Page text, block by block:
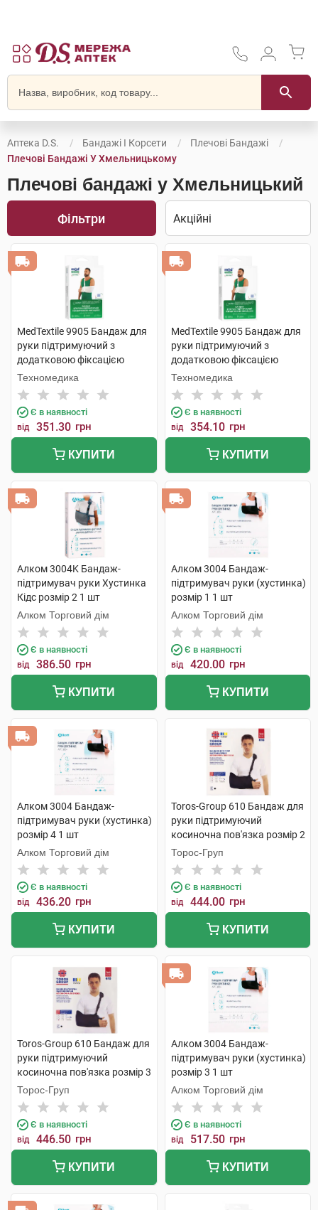
Аптека D.S. Бандажі І Корсети
Плечові Бандажі
Плечові Бандажі У Хмельницькому
Плечові бандажі у Хмельницький
Фільтри
MedTextile 9905 Бандаж для
руки підтримуючий з
додатковою фіксацією
розмір L 1 шт
Техномедика
Є в наявності
від 351.30 грн
КУПИТИ
MedTextile 9905 Бандаж для
руки підтримуючий з
додатковою фіксацією
розмір M 1 шт
Техномедика
Є в наявності
від 354.10 грн
КУПИТИ
Алком 3004K Бандаж-
підтримувач руки Хустинка
Кідс розмір 2 1 шт
Алком Торговий дім
Є в наявності
від 386.50 грн
КУПИТИ
Алком 3004 Бандаж-
підтримувач руки (хустинка)
розмір 1 1 шт
Алком Торговий дім
Є в наявності
від 420.00 грн
КУПИТИ
Алком 3004 Бандаж-
підтримувач руки (хустинка)
розмір 4 1 шт
Алком Торговий дім
Є в наявності
від 436.20 грн
КУПИТИ
Toros-Group 610 Бандаж для
руки підтримуючий
косиночна пов'язка розмір 2
чорний 1 шт
Торос-Груп
Є в наявності
від 444.00 грн
КУПИТИ
Toros-Group 610 Бандаж для
руки підтримуючий
косиночна пов'язка розмір 3
чорний 1 шт
Торос-Груп
Є в наявності
від 446.50 грн
КУПИТИ
Алком 3004 Бандаж-
підтримувач руки (хустинка)
розмір 3 1 шт
Алком Торговий дім
Є в наявності
від 517.50 грн
КУПИТИ